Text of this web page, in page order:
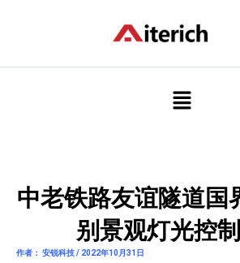
容
菜
单
中老铁路友谊隧道国
别景观灯光控
作者： 安锐科技 / 2022年10月31日